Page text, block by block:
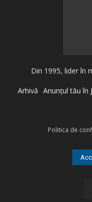
Din 1995, lider în
Arhivă Anunţul tău în
Politica de